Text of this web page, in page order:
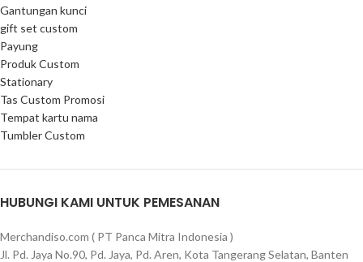
Gantungan kunci
gift set custom
Payung
Produk Custom
Stationary
Tas Custom Promosi
Tempat kartu nama
Tumbler Custom
HUBUNGI KAMI UNTUK PEMESANAN
Merchandiso.com ( PT Panca Mitra Indonesia )
Jl. Pd. Jaya No.90, Pd. Jaya, Pd. Aren, Kota Tangerang Selatan, Banten